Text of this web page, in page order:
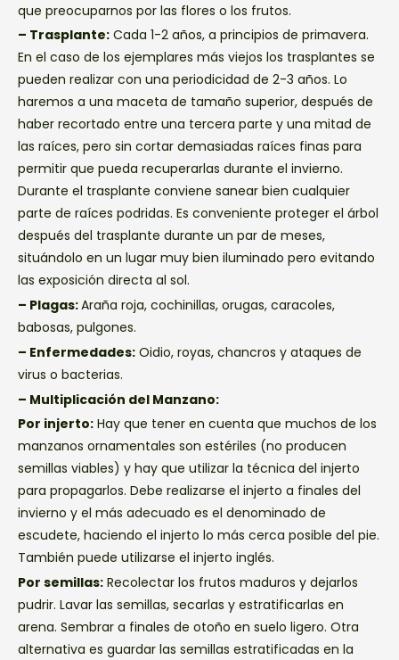
que preocuparnos por las flores o los frutos.
– Trasplante: Cada 1-2 años, a principios de primavera.
En el caso de los ejemplares más viejos los trasplantes se
pueden realizar con una periodicidad de 2-3 años. Lo
haremos a una maceta de tamaño superior, después de
haber recortado entre una tercera parte y una mitad de
las raíces, pero sin cortar demasiadas raíces finas para
permitir que pueda recuperarlas durante el invierno.
Durante el trasplante conviene sanear bien cualquier
parte de raíces podridas. Es conveniente proteger el árbol
después del trasplante durante un par de meses,
situándolo en un lugar muy bien iluminado pero evitando
las exposición directa al sol.
– Plagas:Araña roja, cochinillas, orugas, caracoles,
babosas, pulgones.
– Enfermedades: Oidio, royas, chancros y ataques de
virus o bacterias.
– Multiplicación del Manzano:
Por injerto: Hay que tener en cuenta que muchos de los
manzanos ornamentales son estériles (no producen
semillas viables) y hay que utilizar la técnica del injerto
para propagarlos. Debe realizarse el injerto a finales del
invierno y el más adecuado es el denominado de
escudete, haciendo el injerto lo más cerca posible del pie.
También puede utilizarse el injerto inglés.
Por semillas: Recolectar los frutos maduros y dejarlos
pudrir. Lavar las semillas, secarlas y estratificarlas en
arena. Sembrar a finales de otoño en suelo ligero. Otra
alternativa es guardar las semillas estratificadas en la